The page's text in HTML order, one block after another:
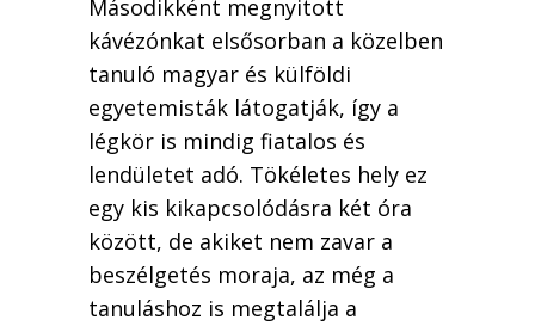
Másodikként megnyitott
kávézónkat elsősorban a közelben
tanuló magyar és külföldi
egyetemisták látogatják, így a
légkör is mindig fiatalos és
lendületet adó. Tökéletes hely ez
egy kis kikapcsolódásra két óra
között, de akiket nem zavar a
beszélgetés moraja, az még a
tanuláshoz is megtalálja a